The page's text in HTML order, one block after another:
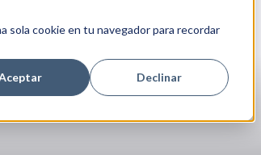
sola cookie en tu navegador para recordar
Declinar